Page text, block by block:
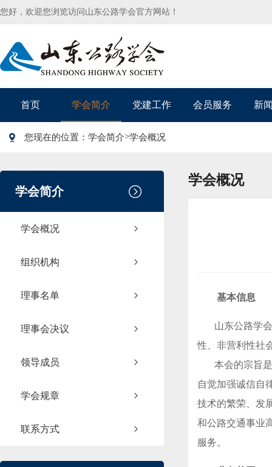
您好，欢迎您浏览访问山东公路学会官方网站！
首页 学会简介 党建工作 会员服务 新
您现在的位置： 学会简介>学会概况
学会简介
学会概况
组织机构
理事名单
理事会决议
领导成员
学会规章
联系方式
学会概况
基本信息
山东公路学会
性、非营利性社
本会的宗旨是
自觉加强诚信自
技术的繁荣、发
和公路交通事业
服务。